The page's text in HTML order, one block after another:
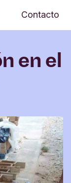
Abrir
Contacto
en el